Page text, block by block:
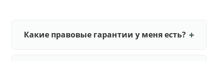
Какие правовые гарантии у меня есть?